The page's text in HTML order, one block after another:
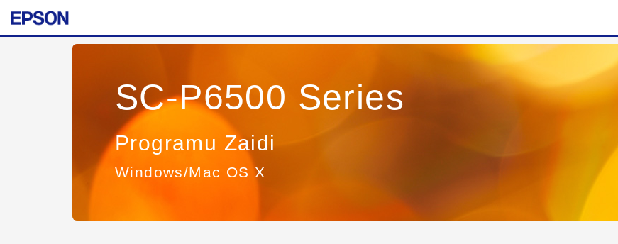
SC-P6500 Series
Programu Zaidi
Windows/Mac OS X